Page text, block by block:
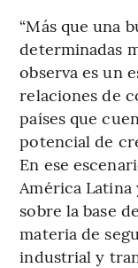
“Más que una
determinadas
observa es un
relaciones de
países que
potencial de
En ese
América
sobre la base
materia de
industrial y